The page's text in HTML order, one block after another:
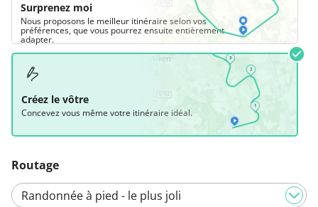
Surprenez moi
Nous proposons le meilleur itinéraire selon vos
préférences, que vous pourrez ensuite entièrement
adapter.
Créez le vôtre
Concevez vous même votre itinéraire idéal.
Routage